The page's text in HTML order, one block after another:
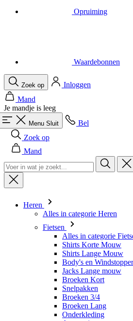
Je mandje is leeg
Menu Sluit
Bel
Zoek op
Mand
Heren
Alles in categorie Heren
Shirts Lange Mouw
Body's en Windstoppers
Jacks Lange mouw
Broeken Kort
Snelpakken
Broeken 3/4
Broeken Lang
Onderkleding
Accessoires
Mutsen en Petten
Handschoenen
Sokken
Overig